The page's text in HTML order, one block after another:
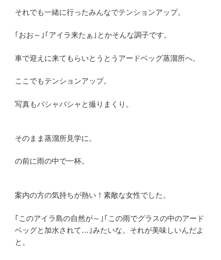
それでも一緒に行ったみんなでテンションアップ。
｢おお～｣｢アイラ来たぁ｣とかそんな調子です。
車で迎えに来てもらいとうとうアードベッグ蒸溜所へ。
ここでもテンションアップ。
写真もバシャバシャと撮りまくり。
そのまま蒸溜所見学に。
の前に雨の中で一杯。
案内の方の気持ちが熱い！素敵な女性でした。
｢このアイラ島の自然が～｣｢この雨でグラスの中のアード
ベッグと加水されて…｣みたいな。それが美味しいんだよ
と。